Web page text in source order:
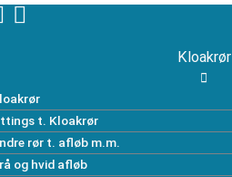
Kloakrør
t. Kloakrør
rør t. afløb m.m.
og hvid afløb